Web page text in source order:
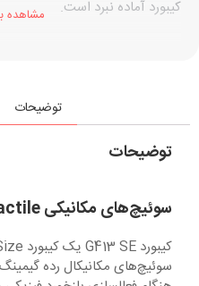
کیبورد آماده نبرد است.
مشاهده
توضیحات
توضیحات
سوئیچ‌های مکانیکی Tactile